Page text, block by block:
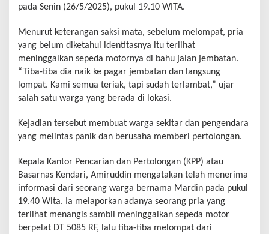
pada Senin (26/5/2025), pukul 19.10 WITA.
Menurut keterangan saksi mata, sebelum melompat, pria
yang belum diketahui identitasnya itu terlihat
meninggalkan sepeda motornya di bahu jalan jembatan.
“Tiba-tiba dia naik ke pagar jembatan dan langsung
lompat. Kami semua teriak, tapi sudah terlambat,” ujar
salah satu warga yang berada di lokasi.
Kejadian tersebut membuat warga sekitar dan pengendara
yang melintas panik dan berusaha memberi pertolongan.
Kepala Kantor Pencarian dan Pertolongan (KPP) atau
Basarnas Kendari, Amiruddin mengatakan telah menerima
informasi dari seorang warga bernama Mardin pada pukul
19.40 Wita. Ia melaporkan adanya seorang pria yang
terlihat menangis sambil meninggalkan sepeda motor
berpelat DT 5085 RF, lalu tiba-tiba melompat dari